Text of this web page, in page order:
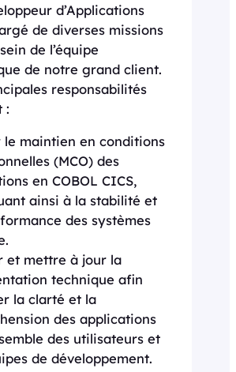
d’Applications
de diverses missions
de l’équipe
de notre grand client.
responsabilités
:
le maintien en conditions
(MCO) des
en COBOL CICS,
ainsi à la stabilité et
des systèmes
et mettre à jour la
technique afin
la clarté et la
des applications
des utilisateurs et
de développement.